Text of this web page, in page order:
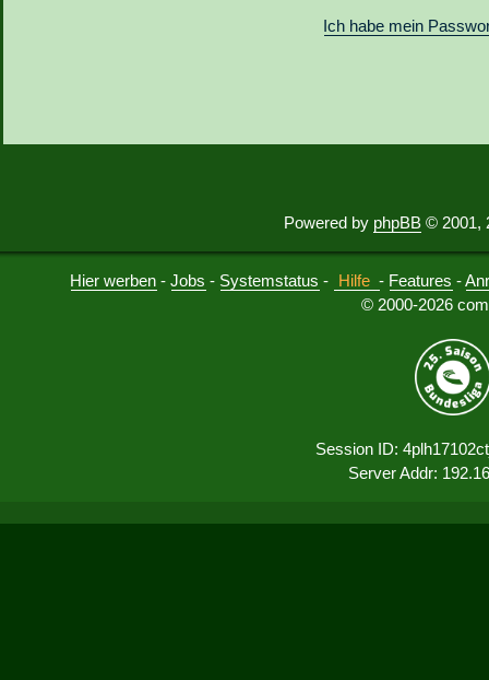
Ich habe mein
Powered by phpBB © 2001,
Hier werben -Jobs - Systemstatus - Hilfe - Features -
© 2000-2026
Session ID:
Server Addr: